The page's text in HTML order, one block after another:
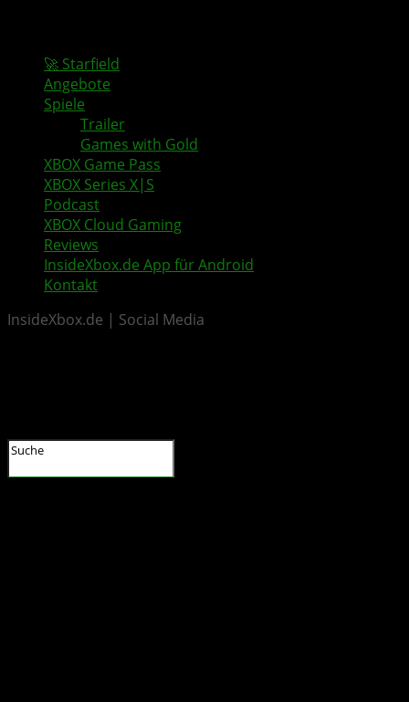
🚀 Starfield
Angebote
Spiele
Trailer
Games with Gold
XBOX Game Pass
XBOX Series X|S
Podcast
XBOX Cloud Gaming
Reviews
InsideXbox.de App für Android
Kontakt
InsideXbox.de | Social Media